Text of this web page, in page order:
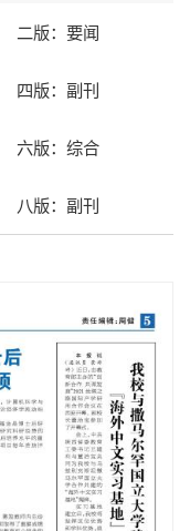
二版：要闻
四版：副刊
六版：综合
八版：副刊